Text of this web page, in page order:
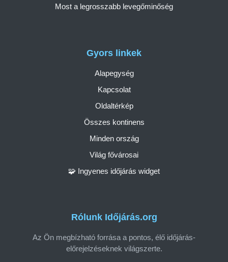
Rólunk Időjárás.org
Az Ön megbízható forrása a pontos, élő időjárás-
előrejelzéseknek világszerte.
Gyors linkek
Alapegység
Kapcsolat
Oldaltérkép
Összes kontinens
Minden ország
Világ fővárosai
🧩 Ingyenes időjárás widget
Most a legrosszabb levegőminőség